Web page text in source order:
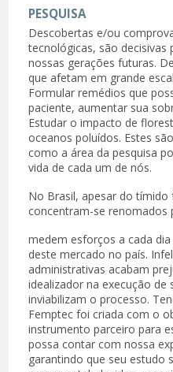
PESQUISA
Descobertas e/ou
tecnológicas, são decisivas
nossas gerações futuras.
que afetam em grande
Formular remédios que
paciente, aumentar sua
Estudar o impacto de
oceanos poluídos. Estes
como a área da pesquisa
vida de cada um de nós.
No Brasil, apesar do
concentram-se renomados
medem esforços a cada
deste mercado no país.
administrativas acabam
idealizador na execução de
inviabilizam o processo.
Femptec foi criada com o
instrumento parceiro para
possa contar com nossa
garantindo que seu estudo